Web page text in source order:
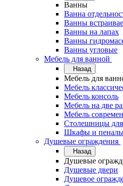
Ванны
Ванна
Ванны
Ванны на лапах
Ванны
Ванны угловые
Мебель для ванной
Назад
Мебель для
Мебель
Мебель консоль
Мебель на две
Мебель
Столешницы
Шкафы и
Душевые ограждения
Назад
Душевые
Душевые двери
Душевое